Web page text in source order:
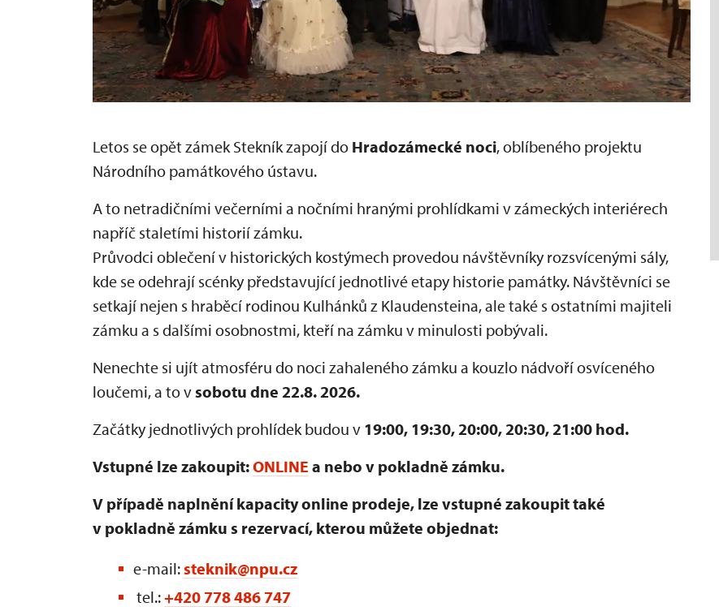
Letos se opět zámek Stekník zapojí do Hradozámecké noci, oblíbeného projektu
Národního památkového ústavu.
A to netradičními večerními a nočními hranými prohlídkami v zámeckých interiérech
napříč staletími historií zámku.
Průvodci oblečení v historických kostýmech provedou návštěvníky rozsvícenými sály,
kde se odehrají scénky představující jednotlivé etapy historie památky. Návštěvníci se
setkají nejen s hraběcí rodinou Kulhánků z Klaudensteina, ale také s ostatními majiteli
zámku a s dalšími osobnostmi, kteří na zámku v minulosti pobývali.
Nenechte si ujít atmosféru do noci zahaleného zámku a kouzlo nádvoří osvíceného
loučemi, a to vsobotu dne 22.8. 2026.
Začátky jednotlivých prohlídek budou v 19:00, 19:30, 20:00, 20:30, 21:00 hod.
Vstupné lze zakoupit:ONLINE a nebo v pokladně zámku.
V případě naplnění kapacity online prodeje, lze vstupné zakoupit také
v pokladně zámku s rezervací, kterou můžete objednat:
e-mail:steknik@npu.cz
tel.:+420 778 486 747